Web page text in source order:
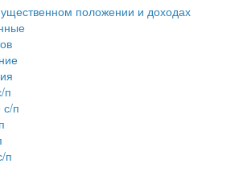
положении и доходах
п
п
п